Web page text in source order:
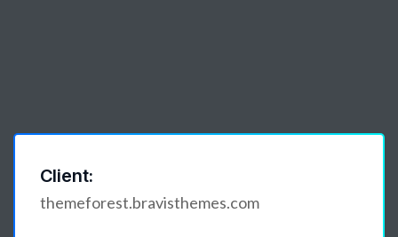
Client:
themeforest.bravisthemes.com